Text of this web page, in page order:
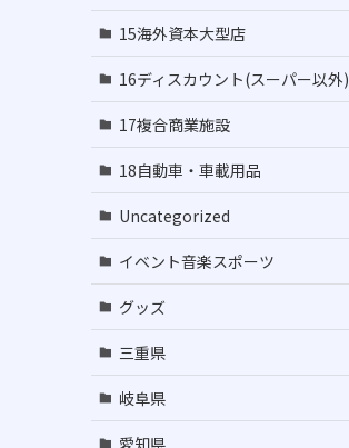
15海外資本大型店
16ディスカウント(スーパー以外)
17複合商業施設
18自動車・車載用品
Uncategorized
イベント音楽スポーツ
グッズ
三重県
岐阜県
愛知県